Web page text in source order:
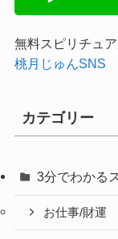
無料スピリチュ
桃月じゅんSNS
カテゴリー
3分でわかる
お仕事/財運